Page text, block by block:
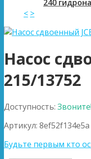
240
< >
Насос
215/13752
Доступность: Звоните!
Артикул: 8ef52f134e5a
Будьте первым кто